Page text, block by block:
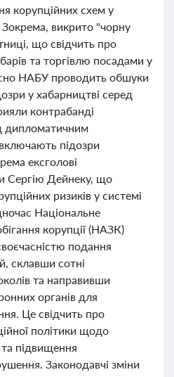
корупційних схем у
викрито "чорну
що свідчить про
та торгівлю посадами у
НАБУ проводить обшуки
у хабарництві серед
контрабанді
дипломатичним
підозри
ексголові
Сергію Дейнеку, що
ризиків у системі
Національне
корупції (НАЗК)
подання
склавши сотні
та направивши
органів для
Це свідчить про
політики щодо
та підвищення
Законодавчі зміни